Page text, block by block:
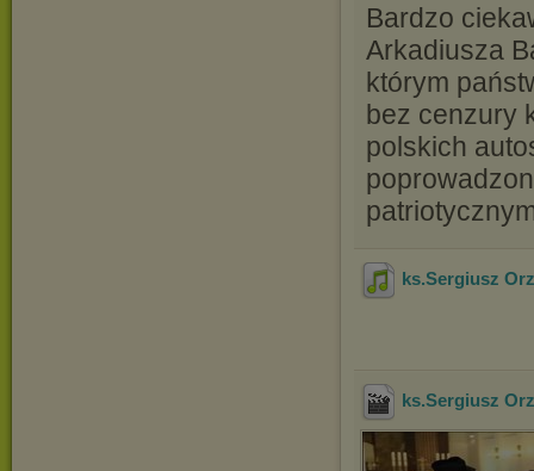
Bardzo
Arkadiusza
którym
bez cenzury
polskich
ks.Sergiusz
ks.Sergiusz